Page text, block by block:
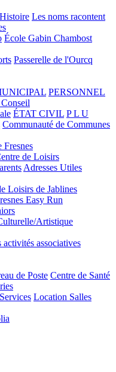
Histoire Les noms racontent
École Gabin Chambost
Passerelle de l'Ourcq
PERSONNEL
ÉTAT CIVIL P L U
Communauté de Communes
Fresnes
de Loisirs
Adresses Utiles
Loisirs de Jablines
Easy Run
Artistique
associatives
de Poste Centre de Santé
Location Salles